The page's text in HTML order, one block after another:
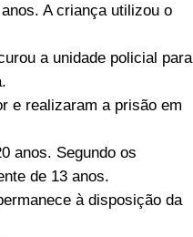
A criança utilizou o
a unidade policial para
e realizaram a prisão em
anos. Segundo os
de 13 anos.
à disposição da